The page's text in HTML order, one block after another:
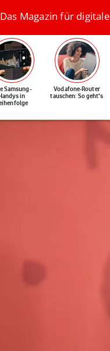
Das Magazin für
Samsung-
in
Vodafone-Router
tauschen: So geht's